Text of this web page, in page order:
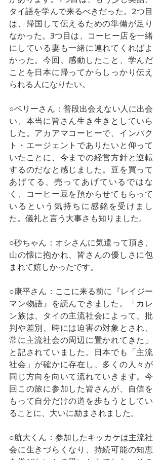
タイ語を学んで来るべきだった。2つ目
は、帰国して伝えるための準備が足り
なかった。3つ目は、コーヒー店を一緒
にしている妻も一緒に連れてくればよ
かった。今回、感動したこと、学んだ
ことを日本に帰ってからしっかり伝え
られる人になりたい。
○ベリーさん：普段出会えない人に出会
い、本当に皆さん生き生きとしていら
した。アカアマコーヒーで、インパク
ト・エージェントでありたいと仰って
いたことに、今までの経営方針と逆転
するのだなと感じました。豆を買って
あげてる、売ってあげているではな
く、コーヒー豆を預からせてもらって
いるという気持ちに感銘を受けまし
た。儀礼と言う大事さも知りました。
○砂ちゃん：オシさんに気遣って頂き、
山の懐に抱かれ、皆さんの優しさに包
まれて嬉しかったです。
○康平さん：ここに来る前に『レイジー
マン物語』を読んできました。「カレ
ン族は、タイの主流社会によって、批
判や差別、時には迫害の対象とされ、
常に主流社会の周辺に置かれてきた」
と記されていました。日本でも「主流
社会」が確かに存在し、多くの人々が
同じ方向を向いて流れていきます。今
回この旅に参加した皆さんが、自信を
もって自分だけの道を歩もうとしてい
ることに、大いに励まされました。
○航大くん：参加したキッカケは主流社
会に生きづらくなり、持続可能の知恵